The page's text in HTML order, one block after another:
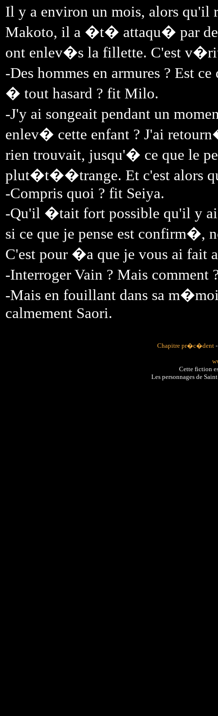
Il y a environ un mois, alors
Makoto, il a �t� attaqu� par de
ont enlev�s la fillette. C'est
-Des hommes en armures ? Est
� tout hasard ? fit Milo.
-J'y ai songeait pendant un
enlev� cette enfant ? J'ai
rien trouvait, jusqu'� ce que le
plut�t��trange. Et c'est alors
-Compris quoi ? fit Seiya.
-Qu'il �tait fort possible qu'il y
si ce que je pense est confirm�,
C'est pour �a que je vous ai fait
-Interroger Vain ? Mais
-Mais en fouillant dans sa
calmement Saori.
Chapitre pr�c�dent
Cette fiction
Les personnages de